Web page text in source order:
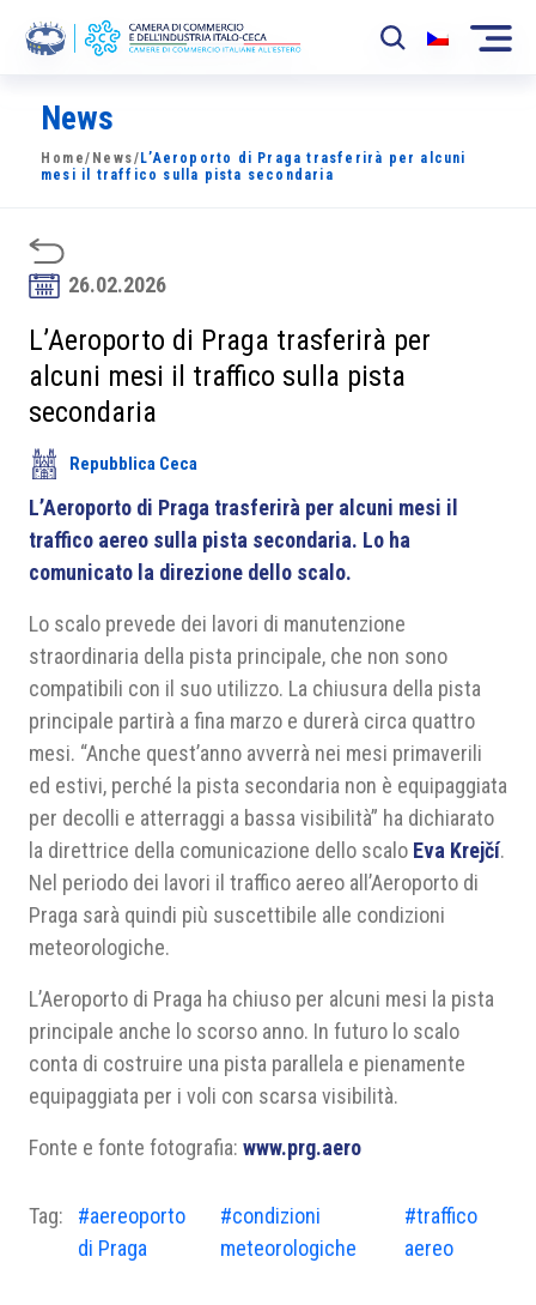
La Camera
News
Sviluppo Mercato
Soci
Partner
Area riservata
News
Home/ News/ L’Aeroporto di Praga trasferirà per alcuni
mesi il traffico sulla pista secondaria
26.02.2026
L’Aeroporto di Praga trasferirà per
alcuni mesi il traffico sulla pista
secondaria
Repubblica Ceca
L’Aeroporto di Praga trasferirà per alcuni mesi il
traffico aereo sulla pista secondaria. Lo ha
comunicato la direzione dello scalo.
Lo scalo prevede dei lavori di manutenzione
straordinaria della pista principale, che non sono
compatibili con il suo utilizzo. La chiusura della pista
principale partirà a fina marzo e durerà circa quattro
mesi. “Anche quest’anno avverrà nei mesi primaverili
ed estivi, perché la pista secondaria non è equipaggiata
per decolli e atterraggi a bassa visibilità” ha dichiarato
la direttrice della comunicazione dello scalo Eva Krejčí.
Nel periodo dei lavori il traffico aereo all’Aeroporto di
Praga sarà quindi più suscettibile alle condizioni
meteorologiche.
L’Aeroporto di Praga ha chiuso per alcuni mesi la pista
principale anche lo scorso anno. In futuro lo scalo
conta di costruire una pista parallela e pienamente
equipaggiata per i voli con scarsa visibilità.
Fonte e fonte fotografia: www.prg.aero
Tag:
#aereoporto
di Praga
#condizioni
meteorologiche
#traffico
aereo